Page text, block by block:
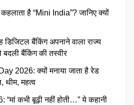
है “Mini India”? जानिए क्यों
डिजिटल बैंकिंग अपनाने वाला राज्य
बैंकिंग की तस्वीर
2026: क्यों मनाया जाता है रेड
थीम, महत्व
कभी बूढ़ी नहीं होती…” ये कहानी